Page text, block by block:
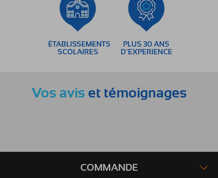
ÉTABLISSEMENTS
SCOLAIRES
PLUS 30 ANS
D’EXPERIENCE
Vos avis et témoignages
COMMANDE